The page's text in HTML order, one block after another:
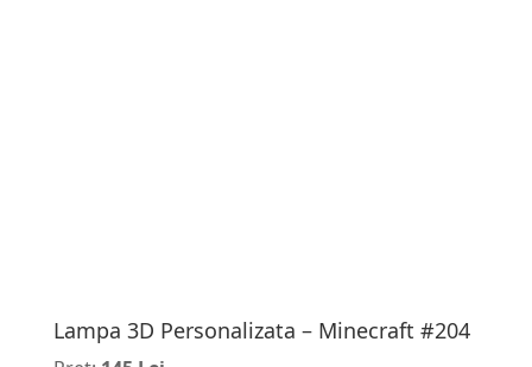
Lampa 3D Personalizata – Minecraft #204